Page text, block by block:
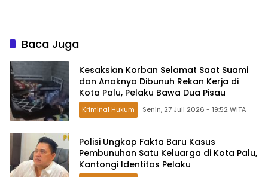
Baca Juga
Kesaksian Korban Selamat Saat Suami
dan Anaknya Dibunuh Rekan Kerja di
Kota Palu, Pelaku Bawa Dua Pisau
Kriminal Hukum Senin, 27 Juli 2026 - 19:52 WITA
Polisi Ungkap Fakta Baru Kasus
Pembunuhan Satu Keluarga di Kota Palu,
Kantongi Identitas Pelaku